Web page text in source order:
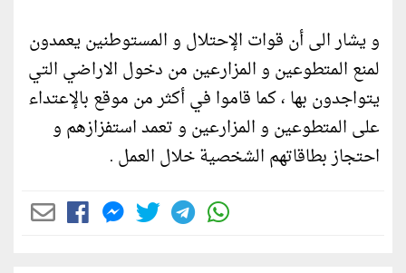
و يشار الى أن قوات الإحتلال و المستوطنين يعمدون
لمنع المتطوعين و المزارعين من دخول الاراضي التي
يتواجدون بها ، كما قاموا في أكثر من موقع بالإعتداء
على المتطوعين و المزارعين و تعمد استفزازهم و
احتجاز بطاقاتهم الشخصية خلال العمل .